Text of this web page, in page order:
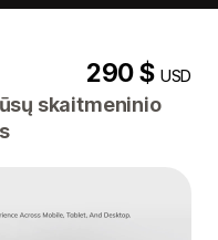
290 $USD
skaitmeninio